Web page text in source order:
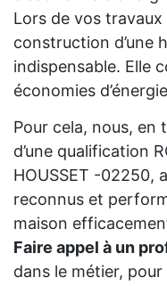
Lors de vos
construction d’une
indispensable. Elle
économies
Pour cela, nous, en
d’une qualification
HOUSSET -02250,
reconnus et
maison
Faire appel à un
dans le métier,